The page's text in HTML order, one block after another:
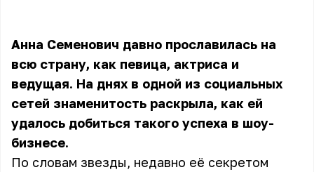
Анна Семенович давно прославилась на
всю страну, как певица, актриса и
ведущая. На днях в одной из социальных
сетей знаменитость раскрыла, как ей
удалось добиться такого успеха в шоу-
бизнесе.
По словам звезды, недавно её секретом